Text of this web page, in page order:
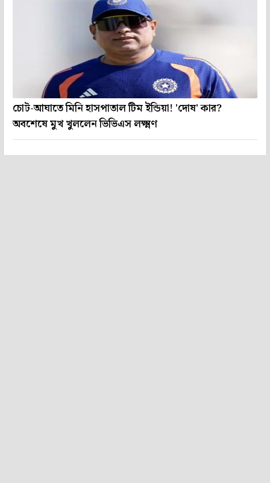
চোট-আঘাতে মিনি হাসপাতাল টিম ইন্ডিয়া! 'দোষ' কার?
অবশেষে মুখ খুললেন ভিভিএস লক্ষ্মণ